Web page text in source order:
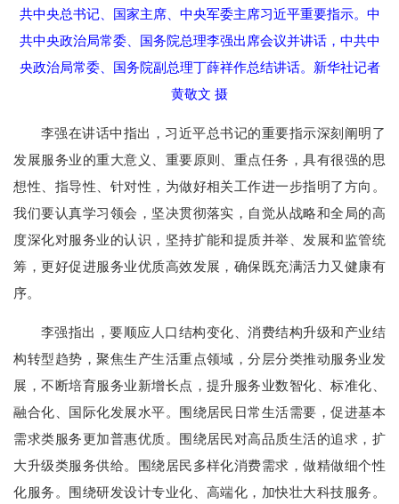
共中央总书记、国家主席、中央军委主席习近平重要指示。中
共中央政治局常委、国务院总理李强出席会议并讲话，中共中
央政治局常委、国务院副总理丁薛祥作总结讲话。新华社记者
黄敬文 摄
李强在讲话中指出，习近平总书记的重要指示深刻阐明了
发展服务业的重大意义、重要原则、重点任务，具有很强的思
想性、指导性、针对性，为做好相关工作进一步指明了方向。
我们要认真学习领会，坚决贯彻落实，自觉从战略和全局的高
度深化对服务业的认识，坚持扩能和提质并举、发展和监管统
筹，更好促进服务业优质高效发展，确保既充满活力又健康有
序。
李强指出，要顺应人口结构变化、消费结构升级和产业结
构转型趋势，聚焦生产生活重点领域，分层分类推动服务业发
展，不断培育服务业新增长点，提升服务业数智化、标准化、
融合化、国际化发展水平。围绕居民日常生活需要，促进基本
需求类服务更加普惠优质。围绕居民对高品质生活的追求，扩
大升级类服务供给。围绕居民多样化消费需求，做精做细个性
化服务。围绕研发设计专业化、高端化，加快壮大科技服务。